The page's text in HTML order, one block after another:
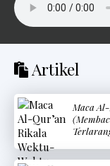
Artikel
Maca